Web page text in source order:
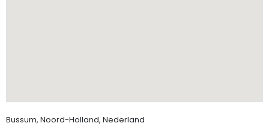
Bussum, Noord-Holland, Nederland